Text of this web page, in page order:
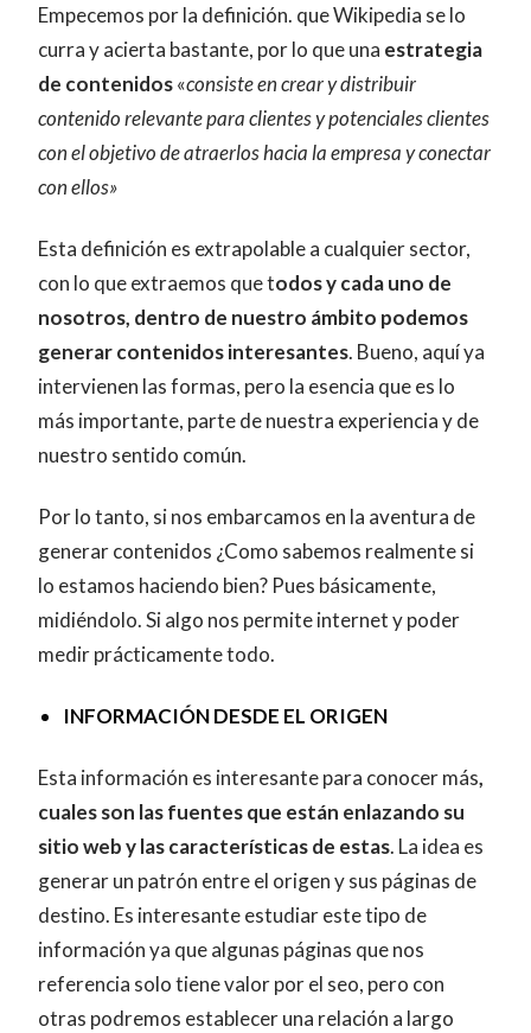
Empecemos por la definición. que Wikipedia se lo
curra y acierta bastante, por lo que una estrategia
de contenidos«consiste en crear y distribuir
contenido relevante para clientes y potenciales clientes
con el objetivo de atraerlos hacia la empresa y conectar
con ellos»
Esta definición es extrapolable a cualquier sector,
con lo que extraemos que todos y cada uno de
nosotros, dentro de nuestro ámbito podemos
generar contenidos interesantes. Bueno, aquí ya
intervienen las formas, pero la esencia que es lo
más importante, parte de nuestra experiencia y de
nuestro sentido común.
Por lo tanto, si nos embarcamos en la aventura de
generar contenidos ¿Como sabemos realmente si
lo estamos haciendo bien? Pues básicamente,
midiéndolo. Si algo nos permite internet y poder
medir prácticamente todo.
INFORMACIÓN DESDE EL ORIGEN
Esta información es interesante para conocer más,
cuales son las fuentes que están enlazando su
sitio web y las características de estas. La idea es
generar un patrón entre el origen y sus páginas de
destino. Es interesante estudiar este tipo de
información ya que algunas páginas que nos
referencia solo tiene valor por el seo, pero con
otras podremos establecer una relación a largo